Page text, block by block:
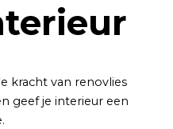
kracht van renovlies
geef je interieur een